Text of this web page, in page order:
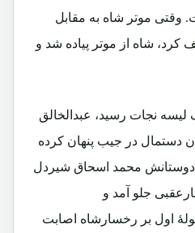
وقتی موتر شاه به مقابل
شاه از موتر پیاده شد و
نجات رسید، عبدالخالق
دستمال در جیب پنهان کرده
محمد اسحاق شیردل
جلو آمد و
اول بر رخسارشاه اصابت